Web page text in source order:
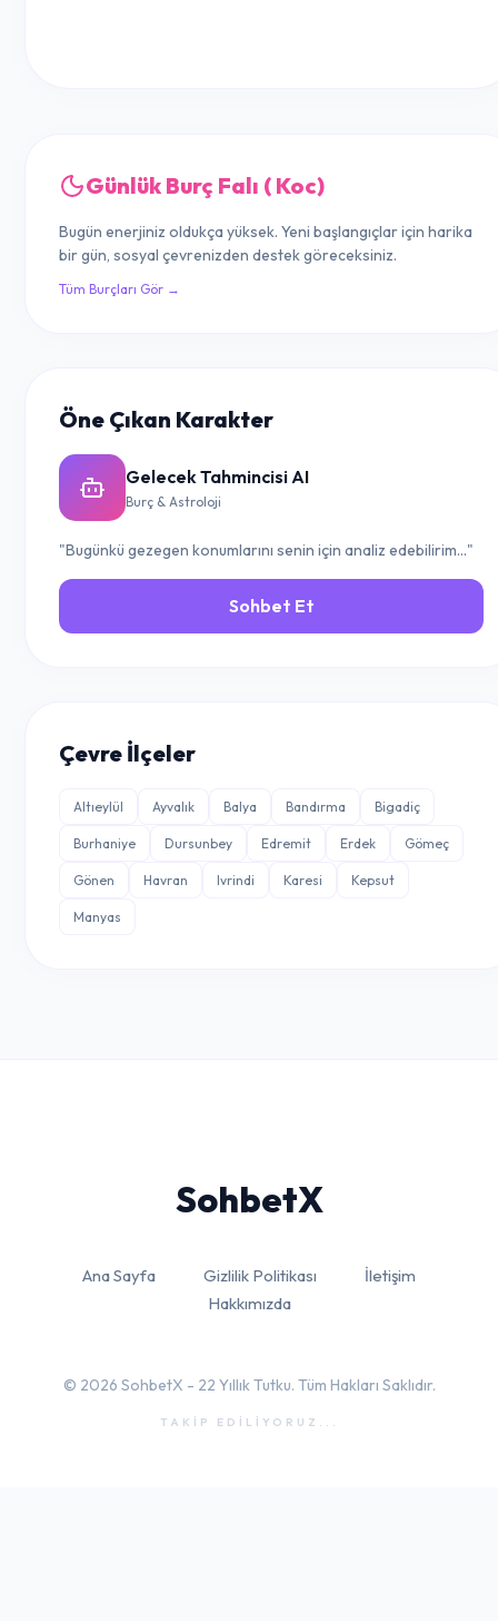
Günlük Burç Falı ( Koc)
Bugün enerjiniz oldukça yüksek. Yeni başlangıçlar için harika
bir gün, sosyal çevrenizden destek göreceksiniz.
Tüm Burçları Gör →
Öne Çıkan Karakter
Gelecek Tahmincisi AI
Burç & Astroloji
"Bugünkü gezegen konumlarını senin için analiz edebilirim..."
Sohbet Et
Çevre İlçeler
Altıeylül Ayvalık Balya Bandırma Bigadiç
Burhaniye Dursunbey Edremit Erdek Gömeç
Gönen Havran Ivrindi Karesi Kepsut
Manyas
SohbetX
Ana Sayfa Gizlilik Politikası
İletişim
Hakkımızda
© 2026 SohbetX - 22 Yıllık Tutku. Tüm Hakları Saklıdır.
TAKİP EDİLİYORUZ...